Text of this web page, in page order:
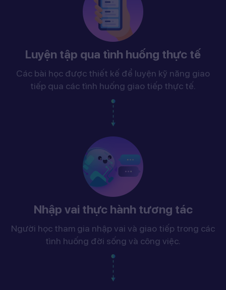
Luyện tập qua tình huống thực tế
Các bài học được thiết kế để luyện kỹ năng giao
tiếp qua các tình huống giao tiếp thực tế.
Nhập vai thực hành tương tác
Người học tham gia nhập vai và giao tiếp trong các
tình huống đời sống và công việc.